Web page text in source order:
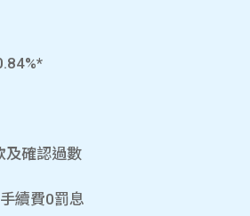
及確認過數
續費0罰息